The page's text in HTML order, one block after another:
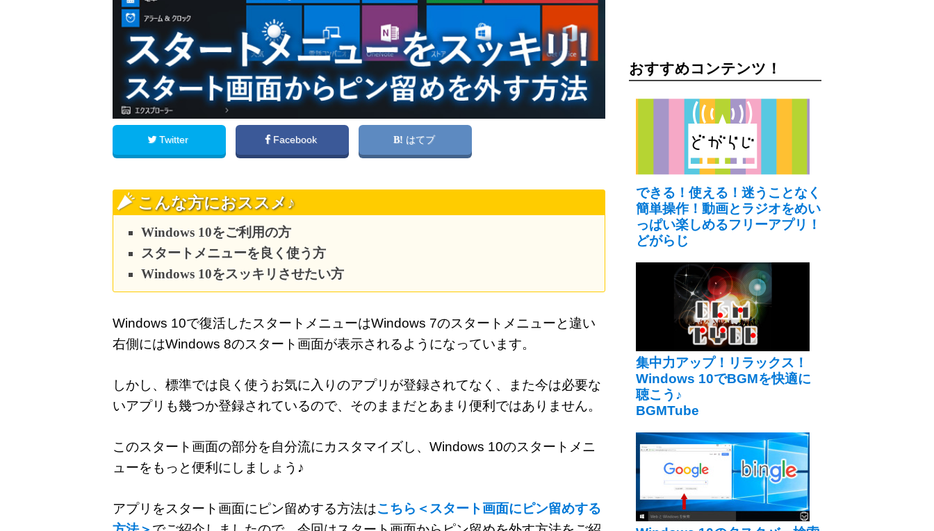
Twitter Facebook はてブ
こんな方におススメ♪
Windows 10をご利用の方
スタートメニューを良く使う方
Windows 10をスッキリさせたい方
Windows 10で復活したスタートメニューはWindows 7のスタートメニューと違い
右側にはWindows 8のスタート画面が表示されるようになっています。
しかし、標準では良く使うお気に入りのアプリが登録されてなく、また今は必要な
いアプリも幾つか登録されているので、そのままだとあまり便利ではありません。
このスタート画面の部分を自分流にカスタマイズし、Windows 10のスタートメニ
ューをもっと便利にしましょう♪
アプリをスタート画面にピン留めする方法はこちら＜スタート画面にピン留めする
おすすめコンテンツ！
できる！使える！迷うことなく
簡単操作！動画とラジオをめい
っぱい楽しめるフリーアプリ！
どがらじ
集中力アップ！リラックス！
Windows 10でBGMを快適に
聴こう♪
BGMTube